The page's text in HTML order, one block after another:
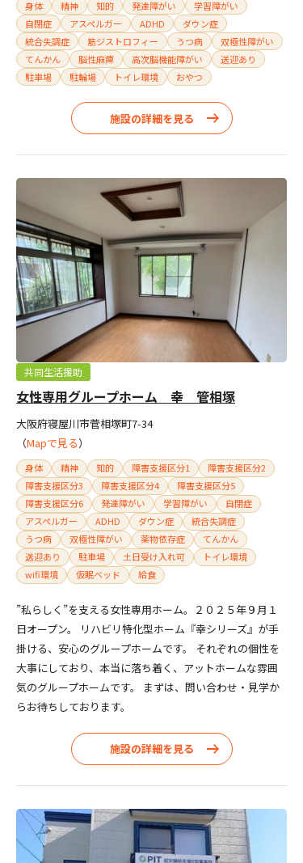
身体 精神 知的 発達障がい
学習障がい
自閉症
アスペルガー ADHD
ダウン症
統合失調症
筋ジストロフィー うつ病
双極性障がい
てんかん
脳性麻痺 高次脳機能障がい
送迎あり
駐車場
駐輪場 トイレ環境 おやつ
施設の詳細を見る
共同生活援助
女性専用グループホーム 幸 管相塚
大阪府寝屋川市菅相塚町7-34
（Mapで見る）
身体 精神 知的 障害支援区分1
障害支援区分2
障害支援区分3
障害支援区分4
障害支援区分5
障害支援区分6
発達障がい 学習障がい
自閉症
アスペルガー
ADHD ダウン症
統合失調症
うつ病
双極性障がい 薬物依存症
てんかん
送迎あり
駐車場 土日受け入れ可
トイレ環境
wifi環境
仮眠ベッド 給食
”私らしく”を支える女性専用ホーム。２０２５年９月１
日オープン。 リハビリ特化型ホーム『幸シリーズ』が手
掛ける、安心のグループホームです。 それぞれの個性を
大事にしており、本当に落ち着く、アットホームな雰囲
気のグループホームです。 まずは、問い合わせ・見学か
らお待ちしております。
施設の詳細を見る